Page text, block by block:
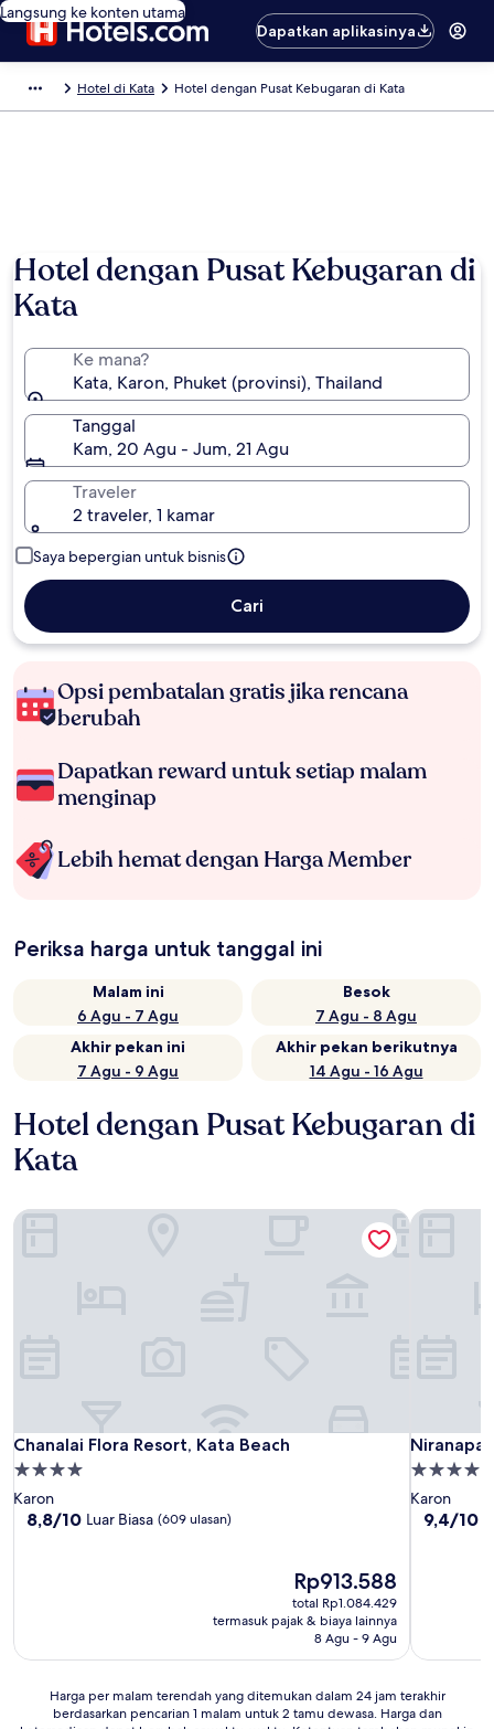
Langsung ke konten utama
Dapatkan aplikasinya
Hotel di Kata Hotel dengan Pusat Kebugaran di Kata
Hotel dengan Pusat Kebugaran di
Kata
Ke mana?
Kata, Karon, Phuket (provinsi), Thailand
Tanggal
Kam, 20 Agu - Jum, 21 Agu
Traveler
2 traveler, 1 kamar
Saya bepergian untuk bisnis
Cari
Opsi pembatalan gratis jika rencana
berubah
Dapatkan reward untuk setiap malam
menginap
Lebih hemat dengan Harga Member
Periksa harga untuk tanggal ini
Malam ini
6 Agu - 7 Agu
Besok
7 Agu - 8 Agu
Akhir pekan ini
7 Agu - 9 Agu
Akhir pekan berikutnya
14 Agu - 16 Agu
Hotel dengan Pusat Kebugaran di
Kata
Chanalai Flora Resort, Kata Beach
Chanalai Flora Resort, Kata Beach
Properti
bintang
4.0
Karon
8.8
8,8/10 Luar Biasa (609 ulasan)
Harga
sekarang
Rp913.588
Rp913.588
total Rp1.084.429
termasuk pajak & biaya lainnya
8 Agu - 9 Agu
Chanalai Flora Resort, Kata Beach
Niranapa
Niranapa
Properti
bintang
4.0
Karon
9.4
9,4/10
Niranapa
HargaHarga per malam terendah yang ditemukan dalam 24 jam terakhir
berdasarkan pencarian 1 malam untuk 2 tamu dewasa. Harga dan